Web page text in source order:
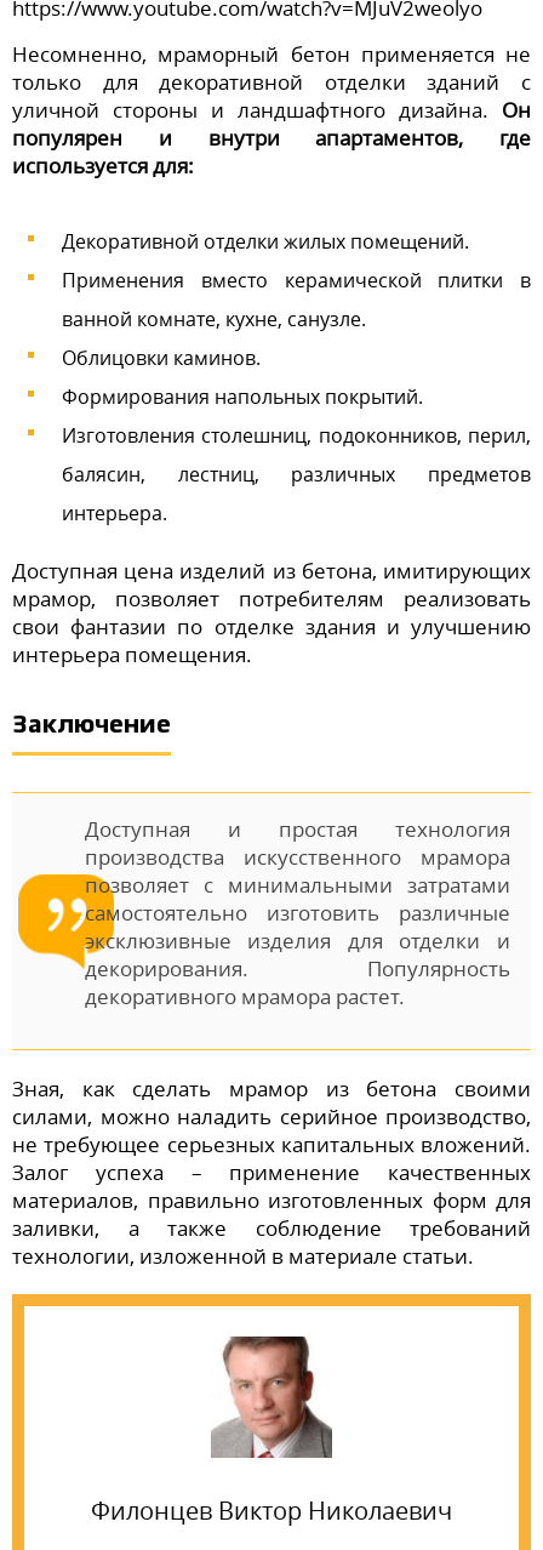
https://www.youtube.com/watch?v=MJuV2weolyo
Несомненно, мраморный бетон применяется не
только для декоративной отделки зданий с
уличной стороны и ландшафтного дизайна. Он
популярен и внутри апартаментов, где
используется для:
Декоративной отделки жилых помещений.
Применения вместо керамической плитки в
ванной комнате, кухне, санузле.
Облицовки каминов.
Формирования напольных покрытий.
Изготовления столешниц, подоконников, перил,
балясин, лестниц, различных предметов
интерьера.
Доступная цена изделий из бетона, имитирующих
мрамор, позволяет потребителям реализовать
свои фантазии по отделке здания и улучшению
интерьера помещения.
Заключение
Доступная и простая технология
производства искусственного мрамора
позволяет с минимальными затратами
самостоятельно изготовить различные
эксклюзивные изделия для отделки и
декорирования. Популярность
декоративного мрамора растет.
Зная, как сделать мрамор из бетона своими
силами, можно наладить серийное производство,
не требующее серьезных капитальных вложений.
Залог успеха – применение качественных
материалов, правильно изготовленных форм для
заливки, а также соблюдение требований
технологии, изложенной в материале статьи.
Филонцев Виктор Николаевич